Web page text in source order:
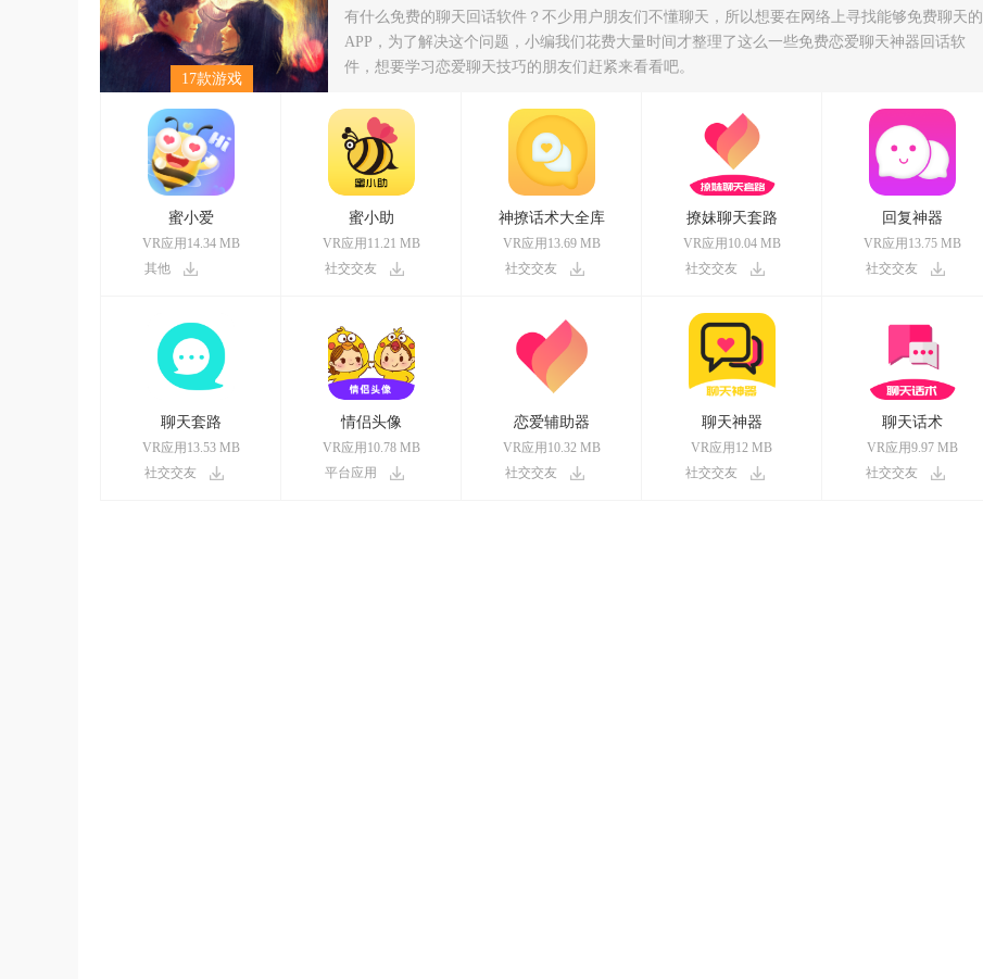
17款游戏
有什么免费的聊天回话软件？不少用户朋友们不懂聊天，所以想要在网络上寻找能够免费聊天的
APP，为了解决这个问题，小编我们花费大量时间才整理了这么一些免费恋爱聊天神器回话软
件，想要学习恋爱聊天技巧的朋友们赶紧来看看吧。
蜜小爱
VR应用14.34 MB
其他
蜜小助
VR应用11.21 MB
社交交友
神撩话术大全库
VR应用13.69 MB
社交交友
撩妹聊天套路
VR应用10.04 MB
社交交友
回复神器
VR应用13.75 MB
社交交友
聊天套路
VR应用13.53 MB
社交交友
情侣头像
VR应用10.78 MB
平台应用
恋爱辅助器
VR应用10.32 MB
社交交友
聊天神器
VR应用12 MB
社交交友
聊天话术
VR应用9.97 MB
社交交友